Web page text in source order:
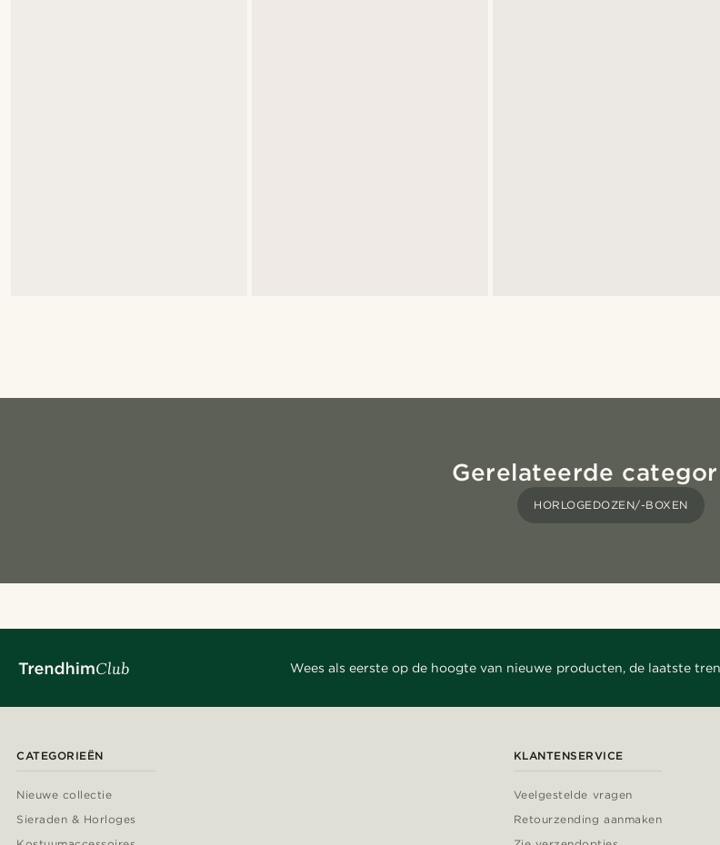
Gerelateerde
HORLOGEDOZEN/-BOXEN
Wees als eerste op de hoogte van nieuwe producten, de laatste
CATEGORIEËN
Nieuwe collectie
Sieraden & Horloges
KLANTENSERVICE
Veelgestelde vragen
Retourzending aanmaken